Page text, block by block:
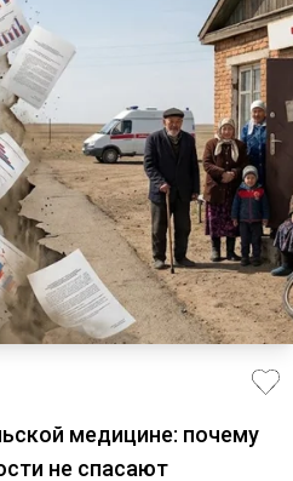
медицине: почему
не спасают